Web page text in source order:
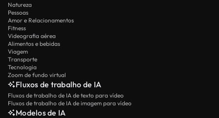
Natureza
Pessoas
Amor e Relacionamentos
Fitness
Videografia aérea
Alimentos e bebidas
Viagem
Transporte
Tecnologia
Zoom de fundo virtual
Fluxos de trabalho de IA
Fluxos de trabalho de IA de texto para vídeo
Fluxos de trabalho de IA de imagem para vídeo
Modelos de IA